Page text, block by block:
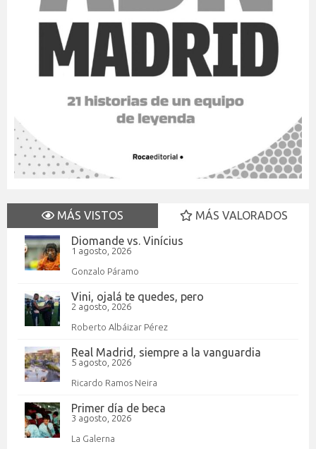
MÁS VISTOS
MÁS VALORADOS
Diomande vs. Vinícius
1 agosto, 2026
Gonzalo Páramo
Vini, ojalá te quedes, pero
2 agosto, 2026
Roberto Albáizar Pérez
Real Madrid, siempre a la vanguardia
5 agosto, 2026
Ricardo Ramos Neira
Primer día de beca
3 agosto, 2026
La Galerna